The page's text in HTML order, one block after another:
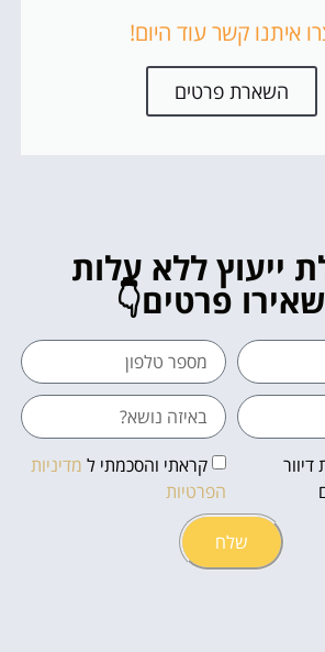
איתנו קשר עוד היום!
השארת פרטים
ייעוץ ללא עלות
פרטים👇
קראתי והסכמתי ל מדיניות
הפרטיות
שלח